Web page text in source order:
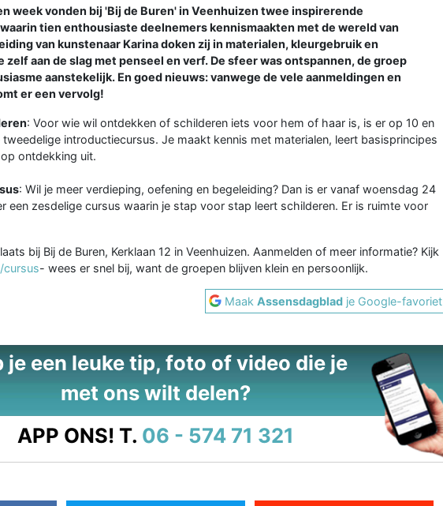
week vonden bij 'Bij de Buren' in Veenhuizen twee inspirerende
tien enthousiaste deelnemers kennismaakten met de wereld van
van kunstenaar Karina doken zij in materialen, kleurgebruik en
zelf aan de slag met penseel en verf. De sfeer was ontspannen, de groep
aanstekelijk. En goed nieuws: vanwege de vele aanmeldingen en
er een vervolg!
: Voor wie wil ontdekken of schilderen iets voor hem of haar is, is er op 10 en
tweedelige introductiecursus. Je maakt kennis met materialen, leert basisprincipes
ontdekking uit.
: Wil je meer verdieping, oefening en begeleiding? Dan is er vanaf woensdag 24
een zesdelige cursus waarin je stap voor stap leert schilderen. Er is ruimte voor
bij Bij de Buren, Kerklaan 12 in Veenhuizen. Aanmelden of meer informatie? Kijk
cursus- wees er snel bij, want de groepen blijven klein en persoonlijk.
MaakAssensdagblad je Google-favoriet
je een leuke tip, foto of video die je
met ons wilt delen?
APP ONS! T. 06 - 574 71 321